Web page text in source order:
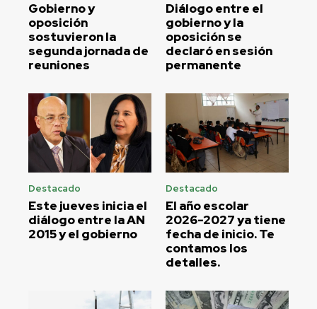
Gobierno y
oposición
sostuvieron la
segunda jornada de
reuniones
Diálogo entre el
gobierno y la
oposición se
declaró en sesión
permanente
Destacado
Este jueves inicia el
diálogo entre la AN
2015 y el gobierno
Destacado
El año escolar
2026-2027 ya tiene
fecha de inicio. Te
contamos los
detalles.